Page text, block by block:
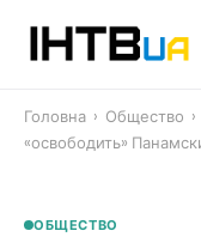
Головна › Общество ›
«освободить»
ОБЩЕСТВО